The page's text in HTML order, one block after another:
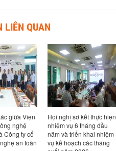
LIÊN QUAN
giữa Viện
nghệ
Công ty cổ
an toàn
Hội nghị sơ kết thực hiện
nhiệm vụ 6 tháng đầu
năm và triển khai nhiệm
vụ kế hoạch các tháng